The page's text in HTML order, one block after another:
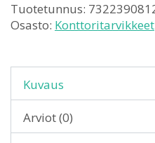
Tuotetunnus:
Osasto: Konttoritarvikkeet
Kuvaus
Arviot (0)